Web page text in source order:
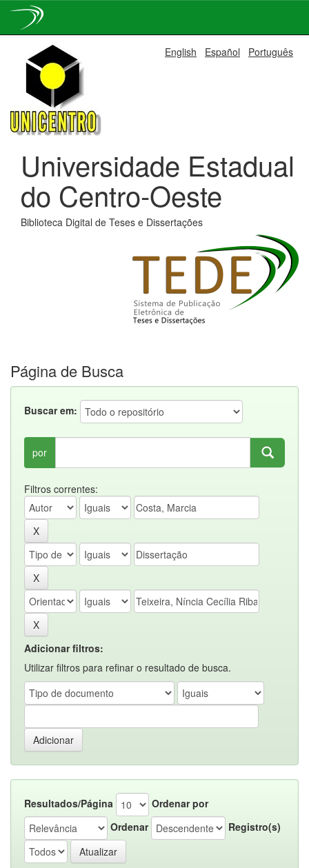
navigation
English Español Português
Universidade Estadual
do Centro-Oeste
Biblioteca Digital de Teses e Dissertações
Página de Busca
Buscar em:
por
Filtros correntes:
Adicionar filtros:
Utilizar filtros para refinar o resultado de busca.
Resultados/Página
Ordenar por
Ordenar
Registro(s)